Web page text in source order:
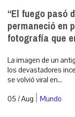
“El fuego pasó
permaneció en
fotografía que
La imagen de un
los devastadores
se volvió viral en...
05 / Aug | Mundo